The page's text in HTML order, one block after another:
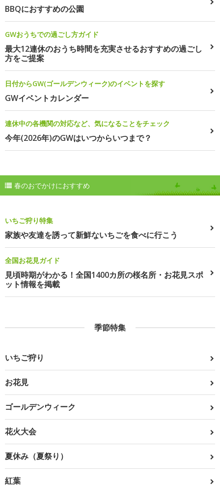
BBQにおすすめの公園
GWおうちでの過ごし方ガイド
最大12連休のおうち時間を充実させるおすすめの過ごし
方をご提案
日付からGW(ゴールデンウィーク)のイベントを探す
GWイベントカレンダー
連休中の各機関の対応など、気になることをチェック
今年(2026年)のGWはいつからいつまで？
春のおでかけにおすすめ
いちご狩り特集
家族や友達を誘って新鮮ないちごを食べに行こう
全国お花見ガイド
見頃時期がわかる！全国1400カ所の桜名所・お花見スポ
ット情報を掲載
季節特集
いちご狩り
お花見
ゴールデンウィーク
花火大会
夏休み（夏祭り）
紅葉